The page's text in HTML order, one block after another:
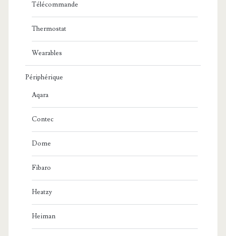
Télécommande
Thermostat
Wearables
Périphérique
Aqara
Contec
Dome
Fibaro
Heatzy
Heiman